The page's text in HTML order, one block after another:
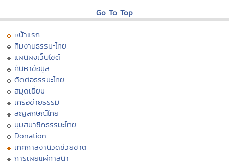
Go To Top
หน้าแรก
ทีมงานธรรมะไทย
แผนผังเว็บไซต์
ค้นหาข้อมูล
ติดต่อธรรมะไทย
สมุดเยี่ยม
เครือข่ายธรรมะ
สัญลักษณ์ไทย
มุมสมาชิกธรรมะไทย
Donation
เทศกาลงานวัดช่วยชาติ
การเผยแผ่ศาสนา